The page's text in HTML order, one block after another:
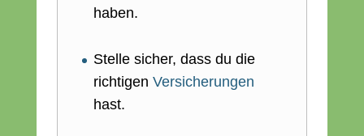
haben.
Stelle sicher, dass du die
richtigen Versicherungen
hast.